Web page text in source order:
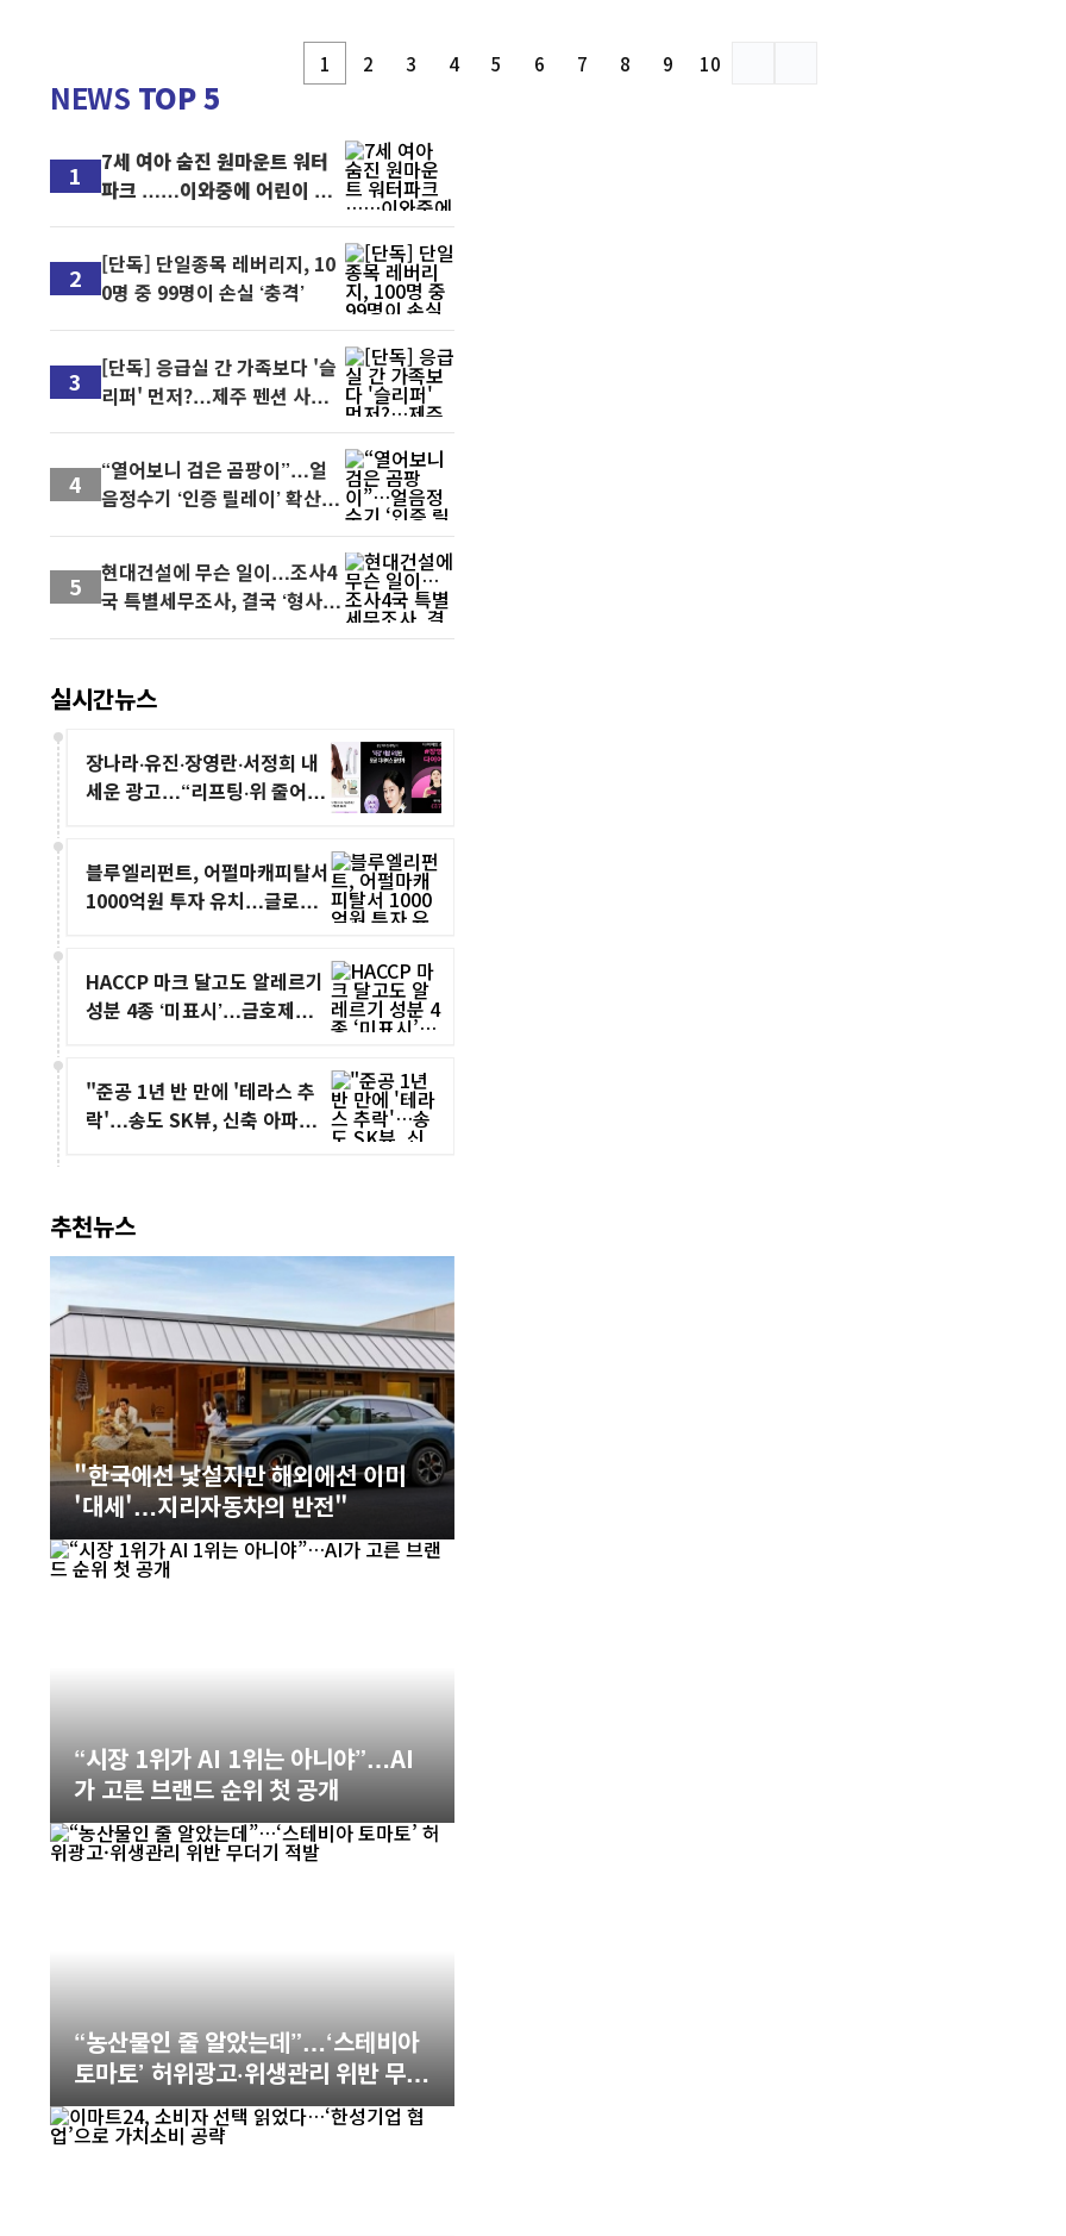
1 2 3 4 5 6 7 8 9 10
NEWS TOP 5
1
7세 여아 숨진 원마운트 워터
파크 ……이와중에 어린이 대
2
[단독] 단일종목 레버리지, 10
0명 중 99명이 손실 ‘충격’
3
[단독] 응급실 간 가족보다 '슬
리퍼' 먼저?…제주 펜션 사후
4
“열어보니 검은 곰팡이”…얼
음정수기 ‘인증 릴레이’ 확산,
5
현대건설에 무슨 일이…조사4
국 특별세무조사, 결국 ‘형사
실시간뉴스
장나라·유진·장영란·서정희 내
세운 광고…“리프팅·위 줄어든
블루엘리펀트, 어펄마캐피탈서
1000억원 투자 유치…글로벌
HACCP 마크 달고도 알레르기
성분 4종 ‘미표시’…금호제과
"준공 1년 반 만에 '테라스 추
락'…송도 SK뷰, 신축 아파트
추천뉴스
"한국에선 낯설지만 해외에선 이미
'대세'…지리자동차의 반전"
“시장 1위가 AI 1위는 아니야”…AI
가 고른 브랜드 순위 첫 공개
“농산물인 줄 알았는데”…‘스테비아
토마토’ 허위광고·위생관리 위반 무더
기 적발